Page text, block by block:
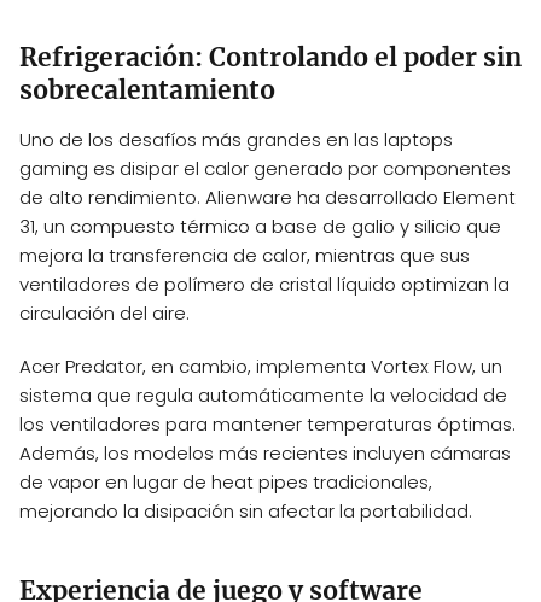
Refrigeración: Controlando el poder sin
sobrecalentamiento
Uno de los desafíos más grandes en las laptops
gaming es disipar el calor generado por componentes
de alto rendimiento. Alienware ha desarrollado Element
31, un compuesto térmico a base de galio y silicio que
mejora la transferencia de calor, mientras que sus
ventiladores de polímero de cristal líquido optimizan la
circulación del aire.
Acer Predator, en cambio, implementa Vortex Flow, un
sistema que regula automáticamente la velocidad de
los ventiladores para mantener temperaturas óptimas.
Además, los modelos más recientes incluyen cámaras
de vapor en lugar de heat pipes tradicionales,
mejorando la disipación sin afectar la portabilidad.
Experiencia de juego y software